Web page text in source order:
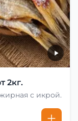
2кг.
с икрой.